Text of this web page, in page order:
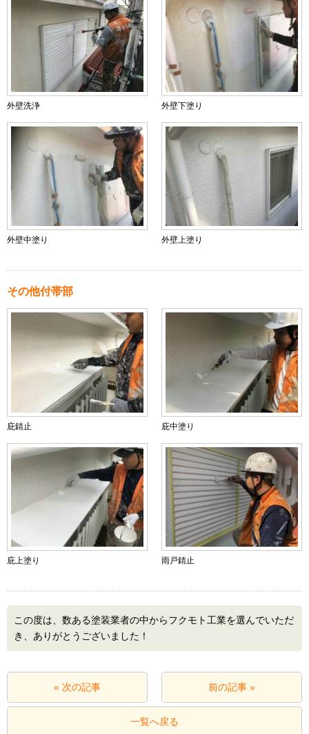
外壁洗浄 外壁下塗り
外壁中塗り 外壁上塗り
その他付帯部
庇錆止 庇中塗り
庇上塗り 雨戸錆止
この度は、数ある塗装業者の中からフクモト工業を選んでいただ
き、ありがとうございました！
« 次の記事 前の記事 »
一覧へ戻る